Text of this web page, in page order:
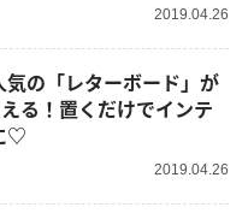
2019.04.26
気の「レターボード」が
る！置くだけでインテ
♡
2019.04.26